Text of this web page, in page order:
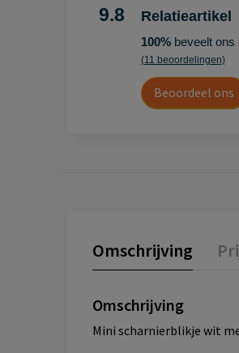
9.8 Relatieartikel
100%beveelt ons
(11 beoordelingen)
Beoordeel ons
Omschrijving
Omschrijving
Mini scharnierblikje wit